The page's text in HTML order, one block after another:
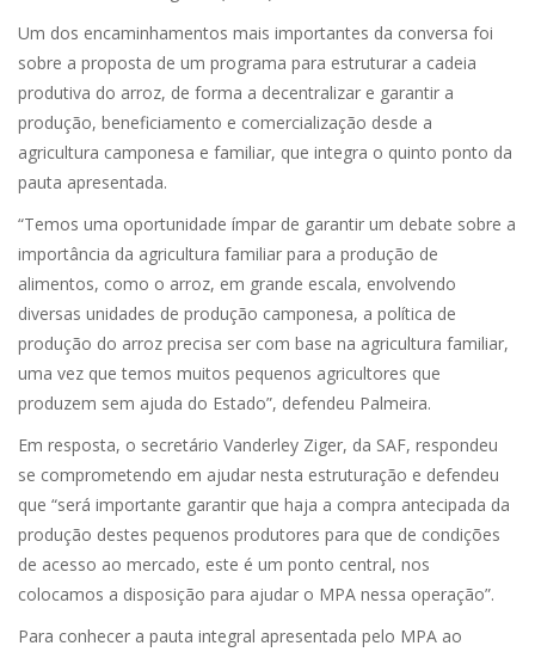
Um dos encaminhamentos mais importantes da conversa foi
sobre a proposta de um programa para estruturar a cadeia
produtiva do arroz, de forma a decentralizar e garantir a
produção, beneficiamento e comercialização desde a
agricultura camponesa e familiar, que integra o quinto ponto da
pauta apresentada.
“Temos uma oportunidade ímpar de garantir um debate sobre a
importância da agricultura familiar para a produção de
alimentos, como o arroz, em grande escala, envolvendo
diversas unidades de produção camponesa, a política de
produção do arroz precisa ser com base na agricultura familiar,
uma vez que temos muitos pequenos agricultores que
produzem sem ajuda do Estado”, defendeu Palmeira.
Em resposta, o secretário Vanderley Ziger, da SAF, respondeu
se comprometendo em ajudar nesta estruturação e defendeu
que “será importante garantir que haja a compra antecipada da
produção destes pequenos produtores para que de condições
de acesso ao mercado, este é um ponto central, nos
colocamos a disposição para ajudar o MPA nessa operação”.
Para conhecer a pauta integral apresentada pelo MPA ao